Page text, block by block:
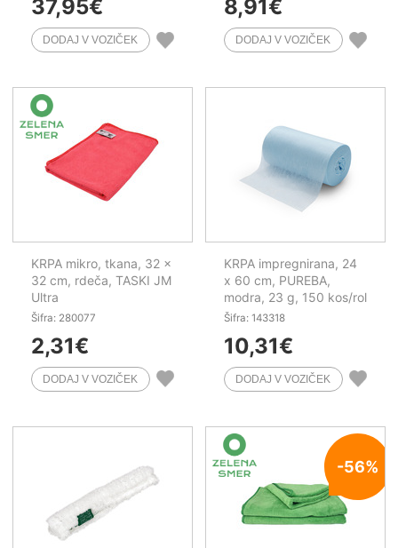
37,95€ 8,91€
KRPA mikro, tkana, 32 x
32 cm, rdeča, TASKI JM
Ultra
Šifra: 280077
2,31€
KRPA impregnirana, 24
x 60 cm, PUREBA,
modra, 23 g, 150 kos/rol
Šifra: 143318
10,31€
-56%